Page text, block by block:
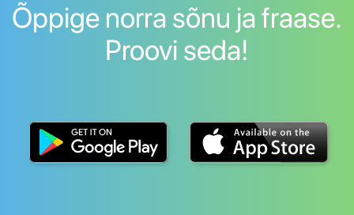
Õppige norra sõnu ja fraase.
Proovi seda!